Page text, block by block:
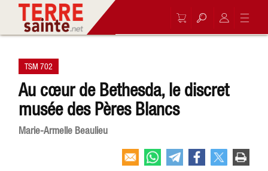
TSM 702
Au cœur de Bethesda, le discret
musée des Pères Blancs
Marie-Armelle Beaulieu